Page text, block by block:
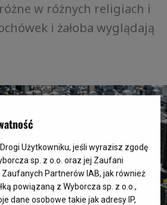
w różnych religiach i
i żałoba wyglądają
Użytkowniku, jeśli wyrazisz zgodę
sp. z o.o. oraz jej Zaufani
Zaufanych Partnerów IAB, jak również
powiązaną z Wyborcza sp. z o.o.,
dane osobowe takie jak adresy IP,